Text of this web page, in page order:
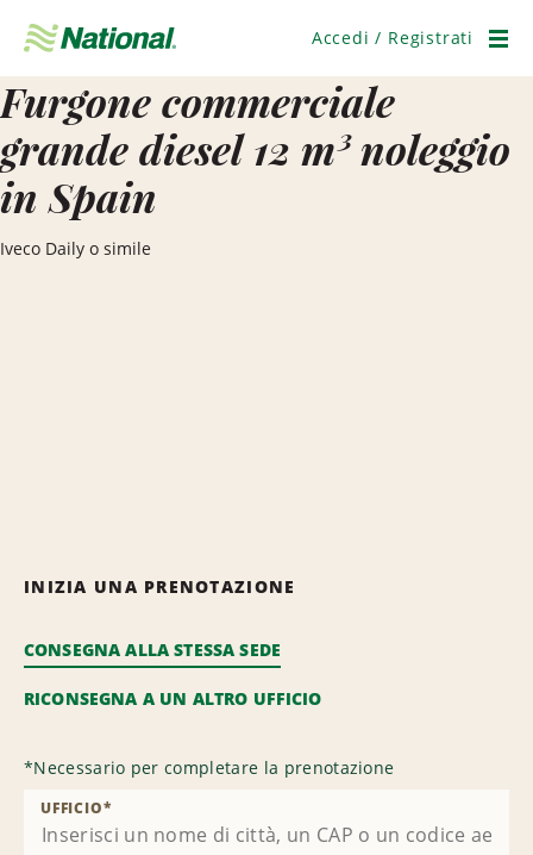
navigazione
Accedi / Registrati
Furgone commerciale
grande diesel 12 m³ noleggio
in Spain
Iveco Daily o simile
INIZIA UNA PRENOTAZIONE
CONSEGNA ALLA STESSA SEDE
RICONSEGNA A UN ALTRO UFFICIO
*Necessario per completare la prenotazione
UFFICIO*